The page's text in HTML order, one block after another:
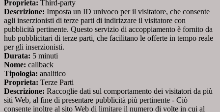
Proprieta: Third-party
Descrizione: Imposta un ID univoco per il visitatore, che consente
agli inserzionisti di terze parti di indirizzare il visitatore con
pubblicità pertinente. Questo servizio di accoppiamento è fornito da
hub pubblicitari di terze parti, che facilitano le offerte in tempo reale
per gli inserzionisti.
Durata: 5 minuti
Nome: callback
Tipologia: analitico
Proprieta: Terze Parti
Descrizione: Raccoglie dati sul comportamento dei visitatori da più
siti Web, al fine di presentare pubblicità più pertinente - Ciò
consente inoltre al sito Web di limitare il numero di volte in cui al